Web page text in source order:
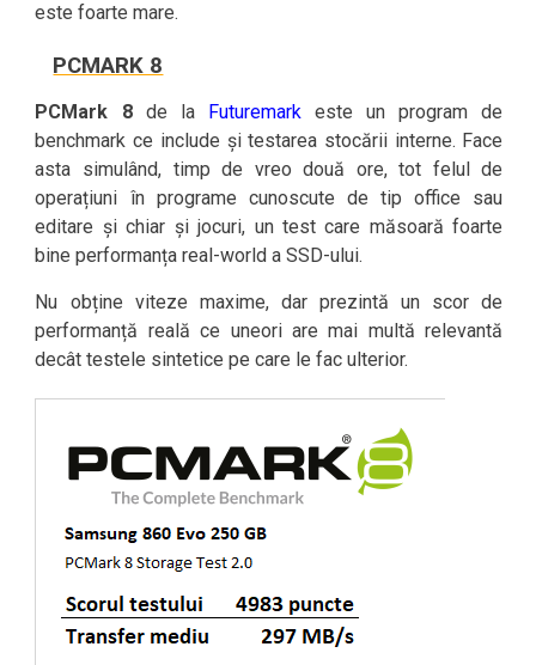
este foarte mare.
PCMARK 8
PCMark 8de la Futuremarkeste un program de
benchmark ce include și testarea stocării interne. Face
asta simulând, timp de vreo două ore, tot felul de
operațiuni în programe cunoscute de tip office sau
editare și chiar și jocuri, un test care măsoară foarte
bine performanța real-world a SSD-ului.
Nu obține viteze maxime, dar prezintă un scor de
performanță reală ce uneori are mai multă relevantă
decât testele sintetice pe care le fac ulterior.